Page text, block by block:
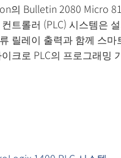
의 Bulletin 2080 Micro
트롤러 (PLC) 시스템은
릴레이 출력과 함께 스마
크로 PLC의 프로그래밍